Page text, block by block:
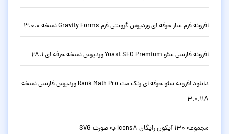
افزونه فرم ساز حرفه ای وردپرس گرویتی فرم Gravity Forms نسخه 3.0.0
افزونه فارسی سئو Yoast SEO Premium وردپرس نسخه حرفه ای 28.1
دانلود افزونه سئو حرفه ای رنک مث Rank Math Pro وردپرس فارسی نسخه
3.0.118
مجموعه 130 آیکون رایگان Icons8 به صورت SVG